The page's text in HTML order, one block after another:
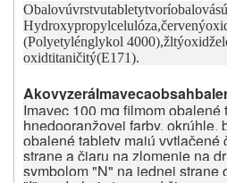
Obalovúvrstvutabletytvoríobalová
Hydroxypropylcelulóza,červený
(Polyetylénglykol 4000),žltýoxid
oxidtitaničitý(E171).
AkovyzeráImavecaobsah
Imavec 100 mg filmom obalené
hnedooranžovej farby, okrúhle,
obalené tablety majú vytlačené
strane a čiaru na zlomenie na
symbolom "N" na jednej strane